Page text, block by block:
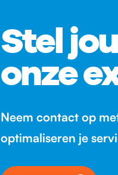
Stel
onze
Neem contact op
optimaliseren je